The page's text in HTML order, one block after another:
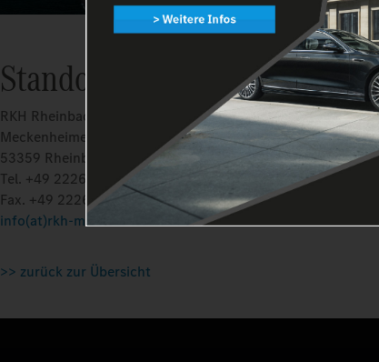
Standort der RKH Rheinbach
RKH Rheinbacher Kraftwagen Handelsgesellschaft mbH
Meckenheimer Straße 12
53359 Rheinbach
Tel. +49 2226 92140
Fax. +49 2226 921450
info(at)rkh-mb.de
>> zurück zur Übersicht